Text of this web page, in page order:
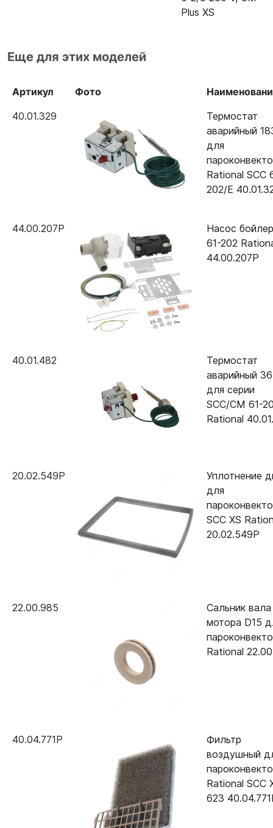
Plus XS
Еще для этих моделей
Артикул Фото
40.01.329
Термостат
аварийный
для
Rational SCC
202/Е
44.00.207P
Насос
61-202
44.00.207P
40.01.482
Термостат
аварийный
для серии
SCC/CM 61-
Rational
20.02.549P
Уплотнение
для
SCC XS
20.02.549P
22.00.985
Сальник вала
мотора D15
Rational
40.04.771P
Фильтр
воздушный
Rational SCC
623